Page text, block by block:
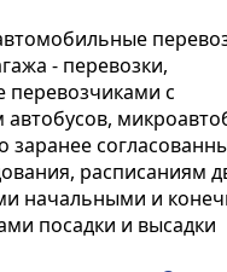
- перевозки,
перевозчиками с
заранее
расписаниям
начальными и
посадки и высадки